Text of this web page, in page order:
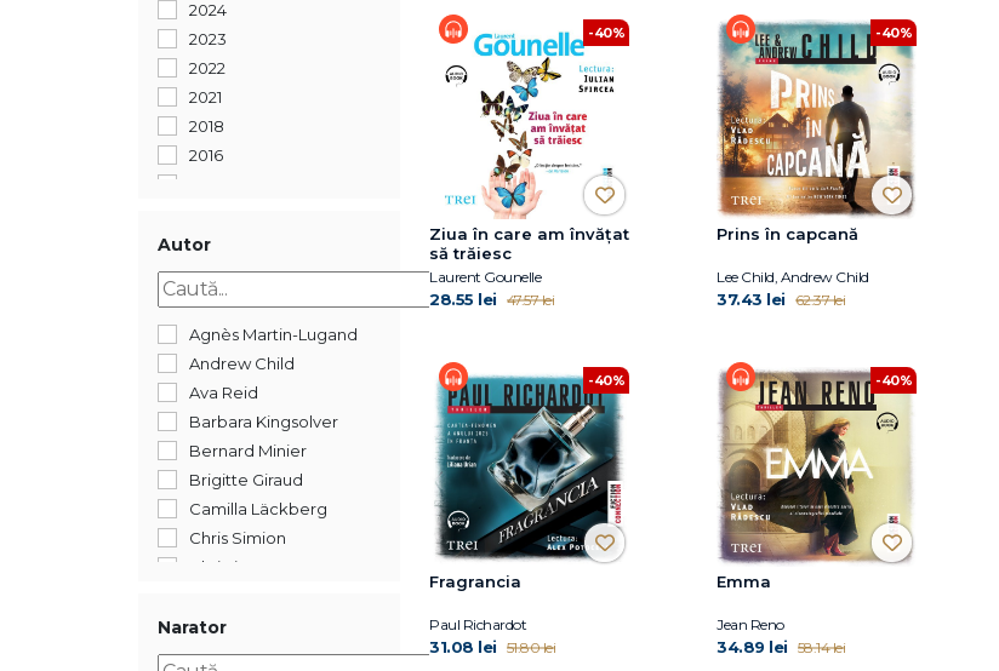
2024
2023
2022
2021
2018
2016
2008
488
Autor
Agnès Martin-Lugand
Andrew Child
Ava Reid
Barbara Kingsolver
Bernard Minier
Brigitte Giraud
Camilla Läckberg
Chris Simion
Christie Watson
Coco Mellors
Cristina Campos
Narator
-40%
Ziua în care am învățat
să trăiesc
Laurent Gounelle
28.55 lei 47.57 lei
-40%
Prins în capcană
Lee Child, Andrew Child
37.43 lei 62.37 lei
-40%
Fragrancia
Paul Richardot
31.08 lei 51.80 lei
-40%
Emma
Jean Reno
34.89 lei 58.14 lei